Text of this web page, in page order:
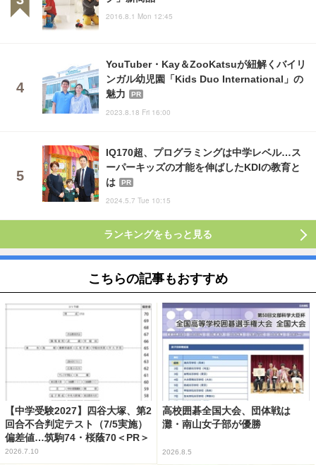
2016.8.1 Mon 12:45
YouTuber・Kay＆ZooKatsuが紐解くバイリ
ンガル幼児園「Kids Duo International」の
魅力
PR
2023.8.18 Fri 16:00
IQ170超、プログラミングは中学レベル…ス
ーパーキッズの才能を伸ばしたKDIの教育と
は
PR
2024.5.7 Tue 10:15
ランキングをもっと見る
こちらの記事もおすすめ
【中学受験2027】四谷大塚、第2
回合不合判定テスト（7/5実施）
偏差値…筑駒74・桜蔭70＜PR＞
2026.7.10
高校囲碁全国大会、団体戦は
灘・南山女子部が優勝
2026.8.5